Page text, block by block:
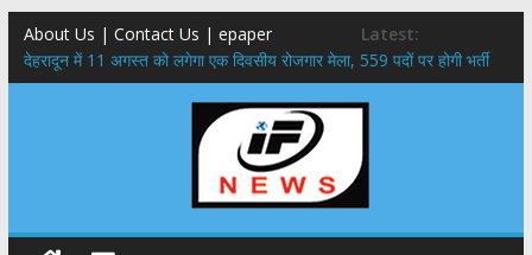
About Us | Contact Us | epaper
Latest:
​देहरादून में 11 अगस्त को लगेगा एक दिवसीय रोजगार मेला, 559 पदों पर होगी भर्ती
459 करोड़ से एचएनबी गढ़वाल विश्वविद्यालय में अनुसंधान संरचना होगी सुदृढ,उच्च
शिक्षा मंत्री धन सिंह रावत ने नवनियुक्त केन्द्रीय शिक्षा मंत्री से की मुलाकात
मुख्यमंत्री से महानिदेशक एनसीसी ने की शिष्टाचार भेंट,उत्तराखण्ड में एनसीसी के
विस्तार एवं आधुनिक आधारभूत संरचना के विकास पर हुई महत्वपूर्ण चर्चा
एमडीडीए बोर्ड बैठक, देहरादून और मसूरी के विकास के लिए 25 बड़े प्रस्तावों को मिली
बुजुर्ग-दिव्यांगों के घर जाएंगे बीएलओ, करेंगे नोटिसों का निस्तारण